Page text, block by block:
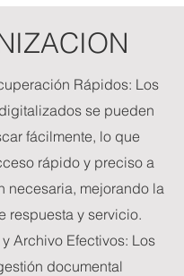
Rápidos: Los
se pueden
fácilmente, lo que
rápido y preciso a
necesaria, mejorando la
respuesta y servicio.
Archivo Efectivos: Los
documental